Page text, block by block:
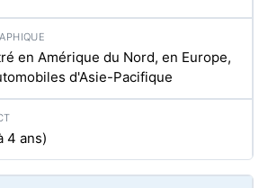
en Amérique du Nord, en Europe,
d'Asie-Pacifique
4 ans)